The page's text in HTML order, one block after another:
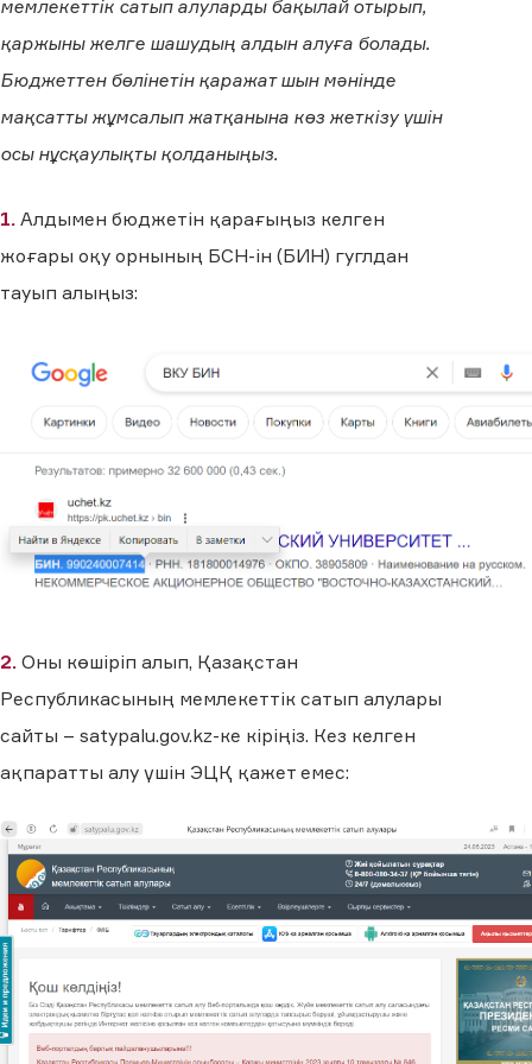
мемлекеттік сатып алуларды бақылай отырып,
қаржыны желге шашудың алдын алуға болады.
Бюджеттен бөлінетін қаражат шын мәнінде
мақсатты жұмсалып жатқанына көз жеткізу үшін
осы нұсқаулықты қолданыңыз.
1. Алдымен бюджетін қарағыңыз келген
жоғары оқу орнының БСН-ін (БИН) гуглдан
тауып алыңыз:
2. Оны көшіріп алып, Қазақстан
Республикасының мемлекеттік сатып алулары
сайты – satypalu.gov.kz-ке кіріңіз. Кез келген
ақпаратты алу үшін ЭЦҚ қажет емес: